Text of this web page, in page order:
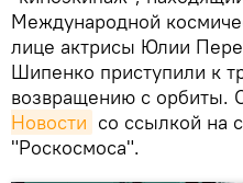
Международной
лице актрисы Юлии
Шипенко приступили к
возвращению с орбиты.
Новости со ссылкой на
"Роскосмоса".